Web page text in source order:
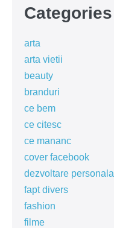
Categories
arta
arta vietii
beauty
branduri
ce bem
ce citesc
ce mananc
cover facebook
dezvoltare personala
fapt divers
fashion
filme